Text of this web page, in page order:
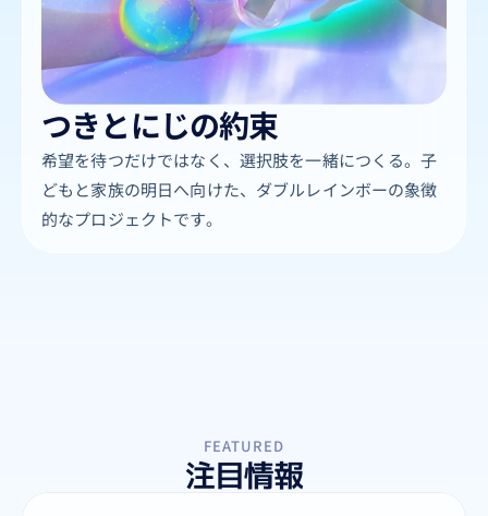
つきとにじの約束
希望を待つだけではなく、選択肢を一緒につくる。子
どもと家族の明日へ向けた、ダブルレインボーの象徴
的なプロジェクトです。
FEATURED
注目情報